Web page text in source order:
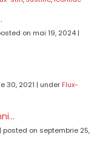
on mai 19, 2024|
30, 2021 | under Flux-
posted on septembrie 25,